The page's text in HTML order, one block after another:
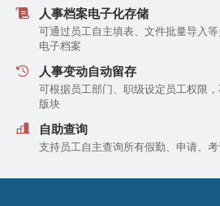
人事档案电子化存储
可通过员工自主填表、文件批量导入
电子档案
人事变动自动留存
可根据员工部门、职级设定员工权限
版块
自助查询
支持员工自主查询所有假勤、申请、